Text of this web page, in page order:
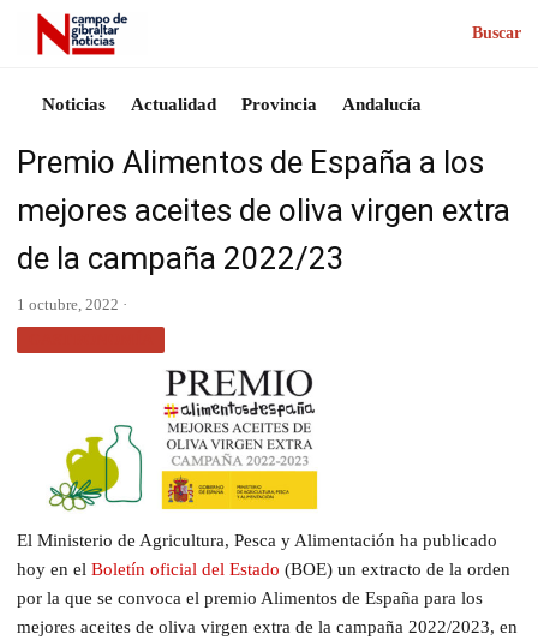
Buscar
Noticias Actualidad Provincia Andalucía
Premio Alimentos de España a los
mejores aceites de oliva virgen extra
de la campaña 2022/23
1 octubre, 2022 ·
El Ministerio de Agricultura, Pesca y Alimentación ha publicado
hoy en el Boletín oficial del Estado (BOE) un extracto de la orden
por la que se convoca el premio Alimentos de España para los
mejores aceites de oliva virgen extra de la campaña 2022/2023, en